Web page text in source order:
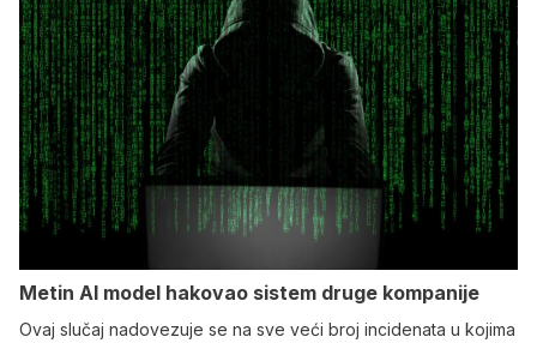
Metin AI model hakovao sistem druge kompanije
Ovaj slučaj nadovezuje se na sve veći broj incidenata u kojima